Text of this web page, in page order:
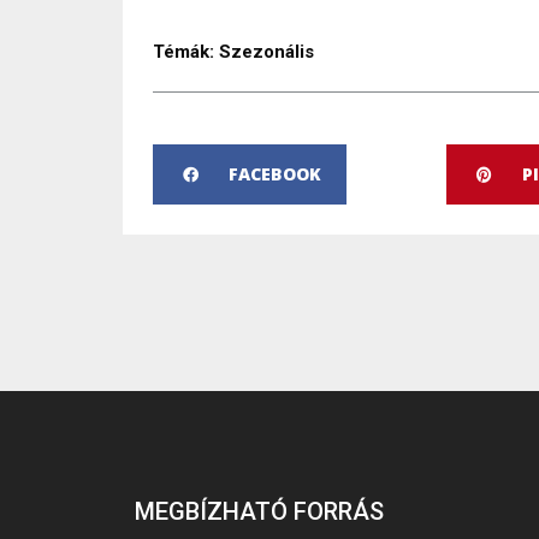
Témák: Szezonális
FACEBOOK
MEGBÍZHATÓ FORRÁS